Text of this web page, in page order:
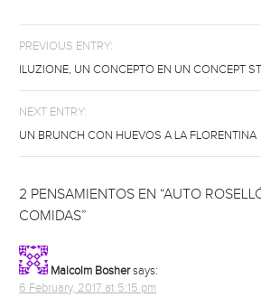
PREVIOUS ENTRY:
ILUZIONE, UN CONCEPTO EN UN CONCEPT
NEXT ENTRY:
UN BRUNCH CON HUEVOS A LA FLORENTINA
2 PENSAMIENTOS EN “AUTO
COMIDAS”
Malcolm Boshersays:
6 February, 2017 at 5:15 pm